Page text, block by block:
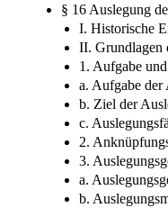
§ 16 Auslegung
I. Historische
II. Grundlagen
1. Aufgabe
a. Aufgabe der
b. Ziel der
c.
2.
3.
a.
b.